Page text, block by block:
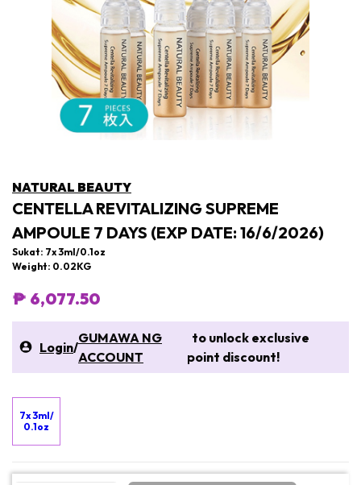
NATURAL BEAUTY
CENTELLA REVITALIZING SUPREME
AMPOULE 7 DAYS (EXP DATE: 16/6/2026)
Sukat: 7x 3ml/0.1oz
Weight: 0.02KG
₱ 6,077.50
Login/
GUMAWA NG
ACCOUNT
to unlock exclusive
point discount!
7x 3ml/
0.1oz